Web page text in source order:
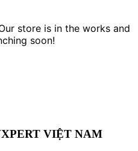
store is in the works and
soon!
VIỆT NAM